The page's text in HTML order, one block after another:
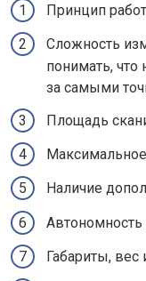
Принцип
Сложность
понимать, что
за самыми
Площадь
Наличие
Автономность
Габариты, вес